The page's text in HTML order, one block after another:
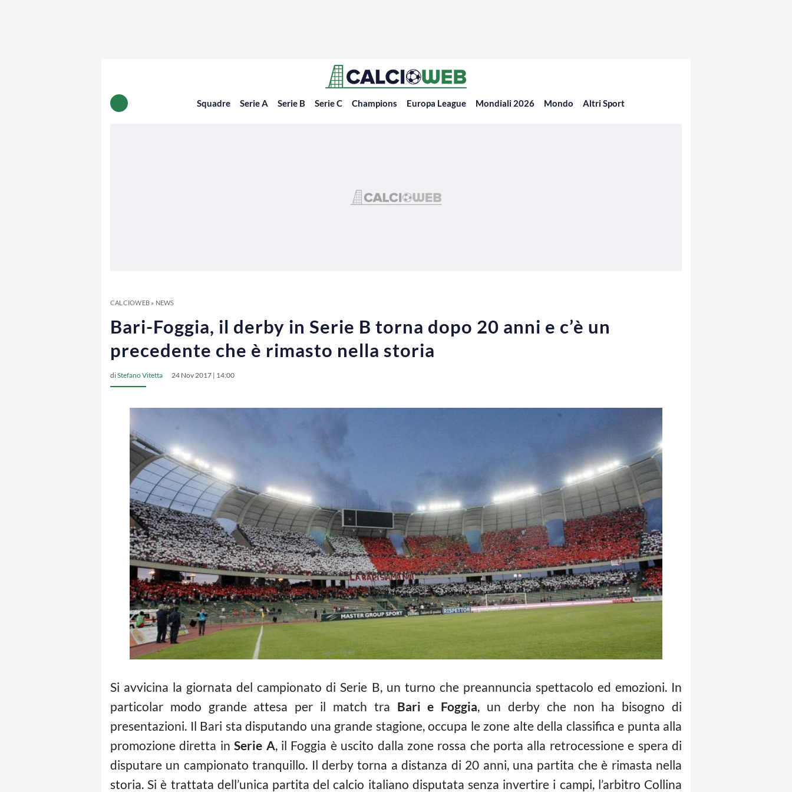
Squadre Serie A Serie B Serie C Champions Europa League Mondiali 2026 Mondo Altri Sport
CALCIOWEB» NEWS
Bari-Foggia, il derby in Serie B torna dopo 20 anni e c’è un
precedente che è rimasto nella storia
diStefano Vitetta 24 Nov 2017 | 14:00
Si avvicina la giornata del campionato di Serie B, un turno che preannuncia spettacolo ed emozioni. In
particolar modo grande attesa per il match tra Bari e Foggia, un derby che non ha bisogno di
presentazioni. Il Bari sta disputando una grande stagione, occupa le zone alte della classifica e punta alla
promozione diretta inSerie A, il Foggia è uscito dalla zone rossa che porta alla retrocessione e spera di
disputare un campionato tranquillo. Il derby torna a distanza di 20 anni, una partita che è rimasta nella
storia. Si è trattata dell’unica partita del calcio italiano disputata senza invertire i campi, l’arbitro Collina